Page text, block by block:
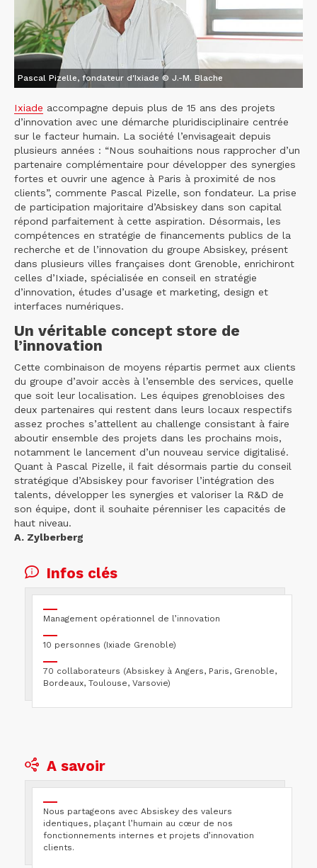
Pascal Pizelle, fondateur d'Ixiade © J.-M. Blache
Ixiade accompagne depuis plus de 15 ans des projets
d’innovation avec une démarche pluridisciplinaire centrée
sur le facteur humain. La société l’envisageait depuis
plusieurs années : “Nous souhaitions nous rapprocher d’un
partenaire complémentaire pour développer des synergies
fortes et ouvrir une agence à Paris à proximité de nos
clients”, commente Pascal Pizelle, son fondateur. La prise
de participation majoritaire d’Absiskey dans son capital
répond parfaitement à cette aspiration. Désormais, les
compétences en stratégie de financements publics de la
recherche et de l’innovation du groupe Absiskey, présent
dans plusieurs villes françaises dont Grenoble, enrichiront
celles d’Ixiade, spécialisée en conseil en stratégie
d’innovation, études d’usage et marketing, design et
interfaces numériques.
Un véritable concept store de
l’innovation
Cette combinaison de moyens répartis permet aux clients
du groupe d’avoir accès à l’ensemble des services, quelle
que soit leur localisation. Les équipes grenobloises des
deux partenaires qui restent dans leurs locaux respectifs
assez proches s’attellent au challenge consistant à faire
aboutir ensemble des projets dans les prochains mois,
notamment le lancement d’un nouveau service digitalisé.
Quant à Pascal Pizelle, il fait désormais partie du conseil
stratégique d’Absiskey pour favoriser l’intégration des
talents, développer les synergies et valoriser la R&D de
son équipe, dont il souhaite pérenniser les capacités de
haut niveau.
A. Zylberberg
Infos clés
Management opérationnel de l’innovation
10 personnes (Ixiade Grenoble)
70 collaborateurs (Absiskey à Angers, Paris, Grenoble,
Bordeaux, Toulouse, Varsovie)
A savoir
Nous partageons avec Absiskey des valeurs
identiques, plaçant l’humain au cœur de nos
fonctionnements internes et projets d’innovation
clients.